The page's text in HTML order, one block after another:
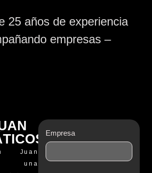
25 años de experiencia
empresas –
Juan
una
Empresa